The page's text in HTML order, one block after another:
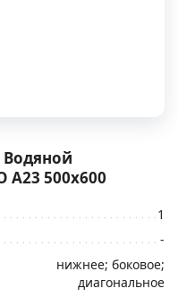
Водяной
А23 500x600
1
-
нижнее; боковое;
диагональное